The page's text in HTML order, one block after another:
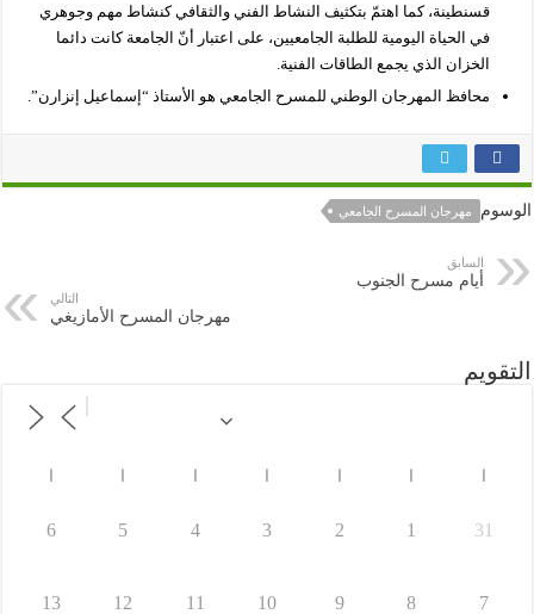
قسنطينة، كما اهتمّ بتكثيف النشاط الفني والثقافي كنشاط مهم وجوهري
في الحياة اليومية للطلبة الجامعيين، على اعتبار أنّ الجامعة كانت دائما
الخزان الذي يجمع الطاقات الفنية.
محافظ المهرجان الوطني للمسرح الجامعي هو الأستاذ “إسماعيل إنزارن”.
الوسوم مهرجان المسرح الجامعي
السابق
أيام مسرح الجنوب
التالي
مهرجان المسرح الأمازيغي
التقويم
31
1
2
3
4
5
6
7
8
9
10
11
12
13